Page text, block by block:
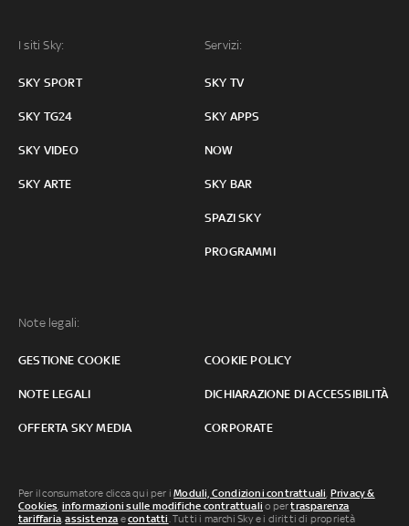
I siti Sky:
SKY SPORT
SKY TG24
SKY VIDEO
SKY ARTE
Servizi:
SKY TV
SKY APPS
NOW
SKY BAR
SPAZI SKY
PROGRAMMI
Note legali:
GESTIONE COOKIE COOKIE POLICY
NOTE LEGALI DICHIARAZIONE DI ACCESSIBILITÀ
OFFERTA SKY MEDIA CORPORATE
Per il consumatore clicca qui per iModuli, Condizioni contrattuali Privacy &
Cookies informazioni sulle modifiche contrattuali o pertrasparenza
tariffaria ,assistenza econtatti . Tutti i marchi Sky e i diritti di proprietà